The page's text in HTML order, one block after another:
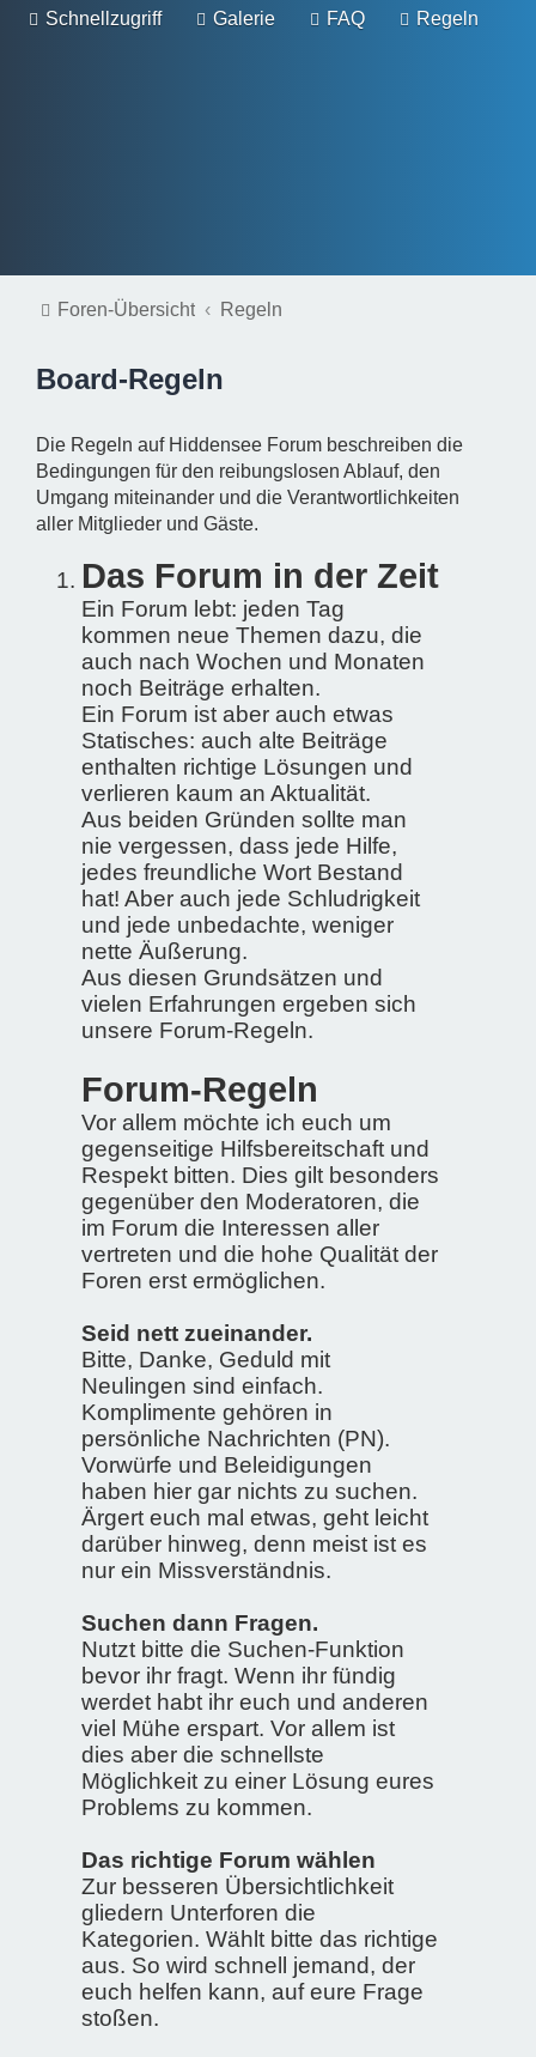
Schnellzugriff Galerie FAQ Regeln
Foren-Übersicht Regeln
Board-Regeln
Die Regeln auf Hiddensee Forum beschreiben die
Bedingungen für den reibungslosen Ablauf, den
Umgang miteinander und die Verantwortlichkeiten
aller Mitglieder und Gäste.
Das Forum in der Zeit
Ein Forum lebt: jeden Tag
kommen neue Themen dazu, die
auch nach Wochen und Monaten
noch Beiträge erhalten.
Ein Forum ist aber auch etwas
Statisches: auch alte Beiträge
enthalten richtige Lösungen und
verlieren kaum an Aktualität.
Aus beiden Gründen sollte man
nie vergessen, dass jede Hilfe,
jedes freundliche Wort Bestand
hat! Aber auch jede Schludrigkeit
und jede unbedachte, weniger
nette Äußerung.
Aus diesen Grundsätzen und
vielen Erfahrungen ergeben sich
unsere Forum-Regeln.
Forum-Regeln
Vor allem möchte ich euch um
gegenseitige Hilfsbereitschaft und
Respekt bitten. Dies gilt besonders
gegenüber den Moderatoren, die
im Forum die Interessen aller
vertreten und die hohe Qualität der
Foren erst ermöglichen.
Seid nett zueinander.
Bitte, Danke, Geduld mit
Neulingen sind einfach.
Komplimente gehören in
persönliche Nachrichten (PN).
Vorwürfe und Beleidigungen
haben hier gar nichts zu suchen.
Ärgert euch mal etwas, geht leicht
darüber hinweg, denn meist ist es
nur ein Missverständnis.
Suchen dann Fragen.
Nutzt bitte die Suchen-Funktion
bevor ihr fragt. Wenn ihr fündig
werdet habt ihr euch und anderen
viel Mühe erspart. Vor allem ist
dies aber die schnellste
Möglichkeit zu einer Lösung eures
Problems zu kommen.
Das richtige Forum wählen
Zur besseren Übersichtlichkeit
gliedern Unterforen die
Kategorien. Wählt bitte das richtige
aus. So wird schnell jemand, der
euch helfen kann, auf eure Frage
stoßen.